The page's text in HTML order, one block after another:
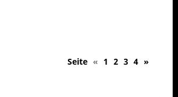
Seite « 1 2 3 4 »